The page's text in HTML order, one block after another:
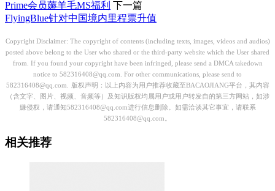
Prime会员薅羊毛MS福利 下一篇
FlyingBlue针对中国境内里程票升值
Copyright Disclaimer: The copyright of contents (including texts, images, videos and audios)
posted above belong to the User who shared or the third-party website which the User shared
from. If you found your copyright have been infringed, please send a DMCA takedown
notice to 582316408@qq.com. For other communications, please send to
582316408@qq.com.
版权声明：以上内容为用户推荐收藏至BACAOJIANG平台，其内容
（含文字、图片、视频、音频等）及知识版权均属用户或用户转发自的第三方网站，如涉
嫌侵权，请通知582316408@qq.com进行信息删除。如需洽谈其它事宜，请联系
582316408@qq.com。
相关推荐